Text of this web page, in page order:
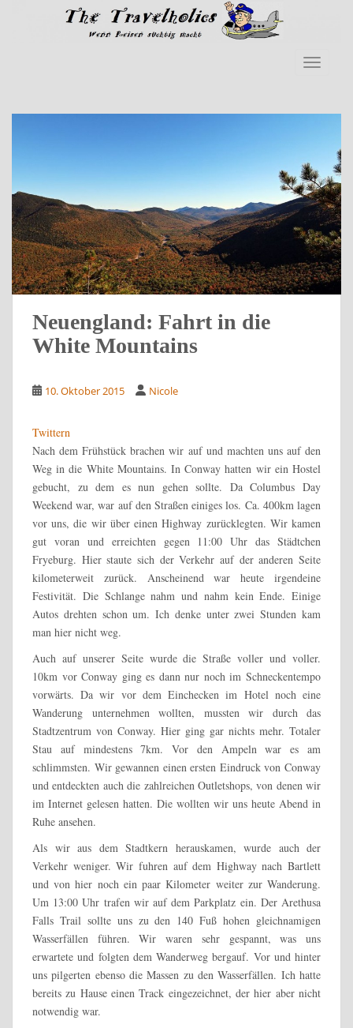
Skip to main content
Neuengland: Fahrt in die
White Mountains
10. Oktober 2015 Nicole
Twittern
Nach dem Frühstück brachen wir auf und machten uns auf den
Weg in die White Mountains. In Conway hatten wir ein Hostel
gebucht, zu dem es nun gehen sollte. Da Columbus Day
Weekend war, war auf den Straßen einiges los. Ca. 400km lagen
vor uns, die wir über einen Highway zurücklegten. Wir kamen
gut voran und erreichten gegen 11:00 Uhr das Städtchen
Fryeburg. Hier staute sich der Verkehr auf der anderen Seite
kilometerweit zurück. Anscheinend war heute irgendeine
Festivität. Die Schlange nahm und nahm kein Ende. Einige
Autos drehten schon um. Ich denke unter zwei Stunden kam
man hier nicht weg.
Auch auf unserer Seite wurde die Straße voller und voller.
10km vor Conway ging es dann nur noch im Schneckentempo
vorwärts. Da wir vor dem Einchecken im Hotel noch eine
Wanderung unternehmen wollten, mussten wir durch das
Stadtzentrum von Conway. Hier ging gar nichts mehr. Totaler
Stau auf mindestens 7km. Vor den Ampeln war es am
schlimmsten. Wir gewannen einen ersten Eindruck von Conway
und entdeckten auch die zahlreichen Outletshops, von denen wir
im Internet gelesen hatten. Die wollten wir uns heute Abend in
Ruhe ansehen.
Als wir aus dem Stadtkern herauskamen, wurde auch der
Verkehr weniger. Wir fuhren auf dem Highway nach Bartlett
und von hier noch ein paar Kilometer weiter zur Wanderung.
Um 13:00 Uhr trafen wir auf dem Parkplatz ein. Der Arethusa
Falls Trail sollte uns zu den 140 Fuß hohen gleichnamigen
Wasserfällen führen. Wir waren sehr gespannt, was uns
erwartete und folgten dem Wanderweg bergauf. Vor und hinter
uns pilgerten ebenso die Massen zu den Wasserfällen. Ich hatte
bereits zu Hause einen Track eingezeichnet, der hier aber nicht
notwendig war.